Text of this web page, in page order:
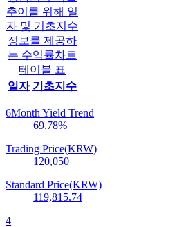
추이를 위해 일
자 및 기초지수
정보를 제공하
는 수익률차트
테이블 표
일자 기초지수
6Month Yield Trend
69.78%
Trading Price(KRW)
120,050
Standard Price(KRW)
119,815.74
4